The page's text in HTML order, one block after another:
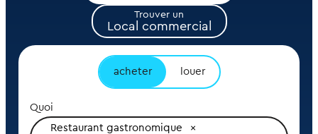
Trouver un
Local commercial
acheter louer
Quoi
Restaurant gastronomique